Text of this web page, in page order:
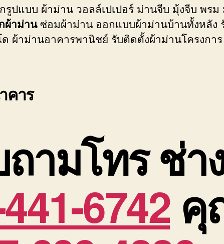
รูปแบบ ผ้าม่าน วอลล์เปเปอร์ ม่านจีบ มุ้งจีบ พร
ผ้าม่านซ่อมผ้าม่าน ออกแบบผ้าม่านบ้านทั้งหลัง
ผ้าม่านอาคารพานิชย์ รับติดตั้งผ้าม่านโครงการ
คาร
ามโทร ช่า
6742คุ